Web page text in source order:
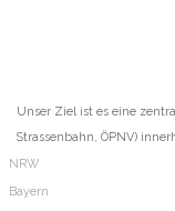
Unser Ziel ist es eine
Strassenbahn, ÖPNV)
NRW
Bayern